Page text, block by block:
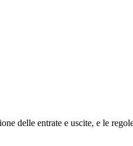
delle entrate e uscite, e le